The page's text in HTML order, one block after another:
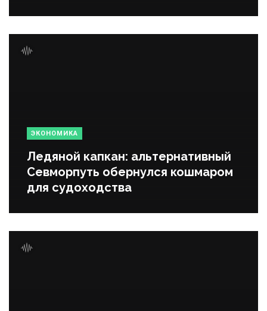
ЭКОНОМИКА
Ледяной капкан: альтернативный
Севморпуть обернулся кошмаром
для судоходства